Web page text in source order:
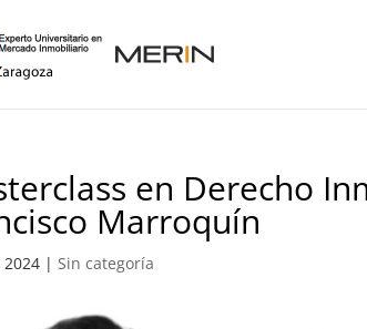
en Derecho
Marroquín
|Sin categoría